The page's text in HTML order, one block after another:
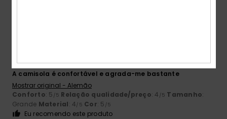
Boris5. Abril 2026
Compra verificada
A camisola é confortável e agrada-me bastante
Mostrar original - Alemão
Conforto: 5 /5 Relação qualidade/preço: 4 /5 Tamanho:
Grande Material: 4/5 Cor: 5 /5
Eu recomendo este produto